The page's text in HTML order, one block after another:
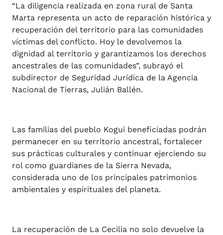
“La diligencia realizada en zona rural de Santa
Marta representa un acto de reparación histórica y
recuperación del territorio para las comunidades
víctimas del conflicto. Hoy le devolvemos la
dignidad al territorio y garantizamos los derechos
ancestrales de las comunidades”, subrayó el
subdirector de Seguridad Jurídica de la Agencia
Nacional de Tierras, Julián Ballén.
Las familias del pueblo Kogui beneficiadas podrán
permanecer en su territorio ancestral, fortalecer
sus prácticas culturales y continuar ejerciendo su
rol como guardianes de la Sierra Nevada,
considerada uno de los principales patrimonios
ambientales y espirituales del planeta.
La recuperación de La Cecilia no solo devuelve la